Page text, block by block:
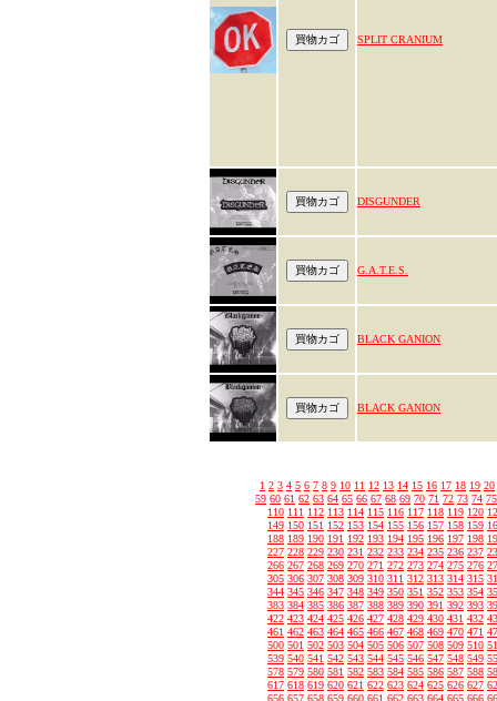
SPLIT CRANIUM
DISGUNDER
G.A.T.E.S.
BLACK GANION
BLACK GANION
1 2 3 4 5 6 7 8 9 10 11 12 13 14 15 16 17 18 19 20
59 60 61 62 63 64 65 66 67 68 69 70 71 72 73 74 75
110 111 112 113 114 115 116 117 118 119 120
149 150 151 152 153 154 155 156 157 158 159
188 189 190 191 192 193 194 195 196 197 198
227 228 229 230 231 232 233 234 235 236 237
266 267 268 269 270 271 272 273 274 275 276
305 306 307 308 309 310 311 312 313 314 315
344 345 346 347 348 349 350 351 352 353 354
383 384 385 386 387 388 389 390 391 392 393
422 423 424 425 426 427 428 429 430 431 432
461 462 463 464 465 466 467 468 469 470 471
500 501 502 503 504 505 506 507 508 509 510
539 540 541 542 543 544 545 546 547 548 549
578 579 580 581 582 583 584 585 586 587 588
617 618 619 620 621 622 623 624 625 626 627
656 657 658 659 660 661 662 663 664 665 666